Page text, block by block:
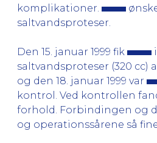
komplikationer.
saltvandsproteser.
Den 15. januar 1999 fik
saltvandsproteser (320 cc)
og den 18. januar 1999 var
kontrol. Ved kontrollen
forhold. Forbindingen og
og operationssårene så